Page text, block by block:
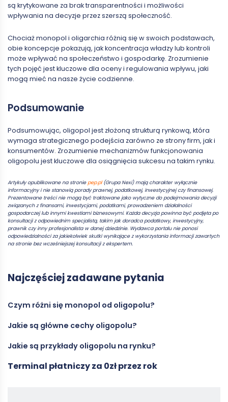
są krytykowane za brak transparentności i możliwości
wpływania na decyzje przez szerszą społeczność.
Chociaż monopol i oligarchia różnią się w swoich podstawach,
obie koncepcje pokazują, jak koncentracja władzy lub kontroli
może wpływać na społeczeństwo i gospodarkę. Zrozumienie
tych pojęć jest kluczowe dla oceny i regulowania wpływu, jaki
mogą mieć na nasze życie codzienne.
Podsumowanie
Podsumowując, oligopol jest złożoną strukturą rynkową, która
wymaga strategicznego podejścia zarówno ze strony firm, jak i
konsumentów. Zrozumienie mechanizmów funkcjonowania
oligopolu jest kluczowe dla osiągnięcia sukcesu na takim rynku.
Artykuły opublikowane na stroniepep.pl(Grupa Nexi) mają charakter wyłącznie
informacyjny i nie stanowią porady prawnej, podatkowej, inwestycyjnej czy finansowej.
Prezentowane treści nie mogą być traktowane jako wytyczne do podejmowania decyzji
związanych z finansami, inwestycjami, podatkami, prowadzeniem działalności
gospodarczej lub innymi kwestiami biznesowymi. Każda decyzja powinna być podjęta po
konsultacji z odpowiednim specjalistą, takim jak doradca podatkowy, inwestycyjny,
prawnik czy inny profesjonalista w danej dziedzinie. Wydawca portalu nie ponosi
odpowiedzialności za jakiekolwiek skutki wynikające z wykorzystania informacji zawartych
na stronie bez wcześniejszej konsultacji z ekspertem.
Najczęściej zadawane pytania
Czym różni się monopol od oligopolu?
Monopol to sytuacja, w której jedna firma kontroluje całą
mając pełną kontrolę nad cenami i podażą. Oligopol, z kolei, to
w produkcji i sprzedaży, mając wspólny wpływ na ceny i podaż.
Jakie są główne cechy oligopolu?
Oligopol charakteryzuje się niewielką liczbą dużych firm
konkurentów oraz współzależnością decyzji przedsiębiorstw.
Jakie są przykłady oligopolu na rynku?
Przykłady oligopolu można znaleźć w różnych branżach na
Terminal płatniczy za 0zł przez rok